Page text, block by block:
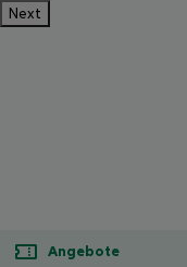
Next
Angebote